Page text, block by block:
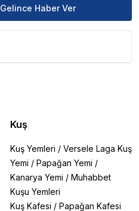
Gelince Haber Ver
Kuş
Kuş Yemleri / Versele Laga Kuş
Yemi / Papağan Yemi /
Kanarya Yemi / Muhabbet
Kuşu Yemleri
Kuş Kafesi / Papağan Kafesi